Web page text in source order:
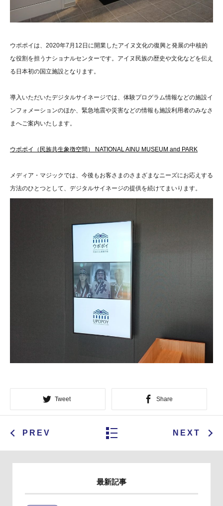
ウポポイは、2020年7月12日に開業したアイヌ文化の復興と発展の中核的
な役割を担うナショナルセンターです。アイヌ民族の歴史や文化などを伝え
る日本初の国立施設となります。
導入いただいたデジタルサイネージでは、体験プログラム情報などの施設イ
ンフォメーションのほか、緊急地震や災害などの情報も施設利用者のみなさ
まへご案内いたします。
ウポポイ（民族共生象徴空間） NATIONAL AINU MUSEUM and PARK
メディア・マジックでは、今後もお客さまのさまざまなニーズにお応えする
方法のひとつとして、デジタルサイネージの提供を続けてまいります。
Tweet Share
PREV NEXT
最新記事